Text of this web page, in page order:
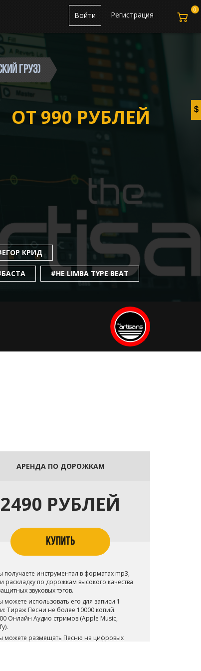
Регистрация
Войти
груз)
ОТ 990 РУБЛЕЙ
КРИД
#HE LIMBA TYPE BEAT
АРЕНДА ПО ДОРОЖКАМ
2490 РУБЛЕЙ
КУПИТЬ
получаете инструментал в форматах mp3,
раскладку по дорожкам высокого качества
звуковых тэгов.
можете использовать его для записи 1
Тираж Песни не более 10000 копий.
Онлайн Аудио стримов (Apple Music,
можете размещать Песню на цифровых
0